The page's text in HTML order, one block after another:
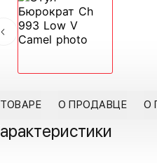
О ПРОДАВЦЕ О